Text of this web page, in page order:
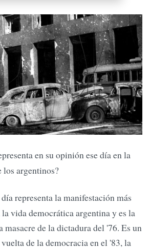
en su opinión ese día en la
argentinos?
representa la manifestación más
vida democrática argentina y es la
masacre de la dictadura del '76. Es un
de la democracia en el '83, la